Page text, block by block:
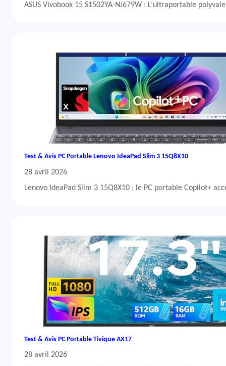
ASUS Vivobook 15 S1502YA-NJ679W : L’ultraportable
Test & Avis PC Portable Lenovo IdeaPad Slim 3 15Q8X10
28 avril 2026
Lenovo IdeaPad Slim 3 15Q8X10 : le PC portable Copilot+
Test & Avis PC Portable Tivique AX17
28 avril 2026